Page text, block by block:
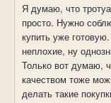
Я думаю, что
просто. Нужно
купить уже
неплохие, ну
Только вот думаю,
качеством тоже
делать такие